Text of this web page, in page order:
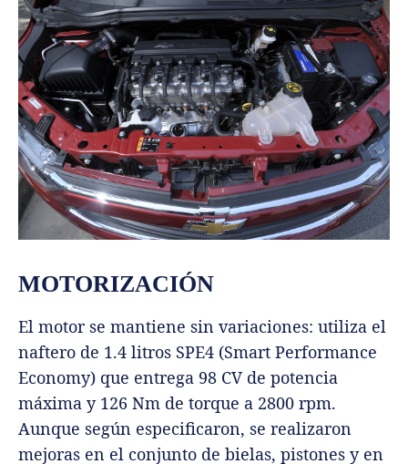
MOTORIZACIÓN
El motor se mantiene sin variaciones: utiliza el
naftero de 1.4 litros SPE4 (Smart Performance
Economy) que entrega 98 CV de potencia
máxima y 126 Nm de torque a 2800 rpm.
Aunque según especificaron, se realizaron
mejoras en el conjunto de bielas, pistones y en